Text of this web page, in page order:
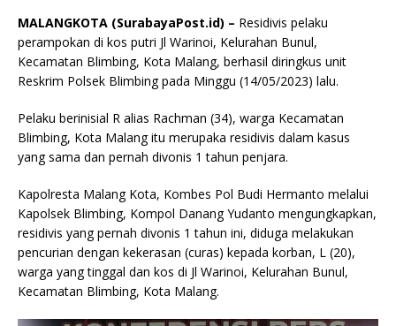
MALANGKOTA (SurabayaPost.id) – Residivis pelaku
perampokan di kos putri Jl Warinoi, Kelurahan Bunul,
Kecamatan Blimbing, Kota Malang, berhasil diringkus unit
Reskrim Polsek Blimbing pada Minggu (14/05/2023) lalu.
Pelaku berinisial R alias Rachman (34), warga Kecamatan
Blimbing, Kota Malang itu merupaka residivis dalam kasus
yang sama dan pernah divonis 1 tahun penjara.
Kapolresta Malang Kota, Kombes Pol Budi Hermanto melalui
Kapolsek Blimbing, Kompol Danang Yudanto mengungkapkan,
residivis yang pernah divonis 1 tahun ini, diduga melakukan
pencurian dengan kekerasan (curas) kepada korban, L (20),
warga yang tinggal dan kos di Jl Warinoi, Kelurahan Bunul,
Kecamatan Blimbing, Kota Malang.